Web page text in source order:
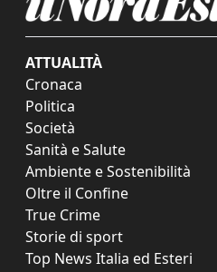
ATTUALITÀ
Cronaca
Politica
Società
Sanità e Salute
Ambiente e Sostenibilità
Oltre il Confine
True Crime
Storie di sport
Top News Italia ed Esteri